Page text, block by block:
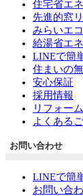
住宅省エ
先進的窓
みらいエ
給湯省エ
LINEで簡
住まいの
安心保証
採用情報
リフォー
よくある
お問い合わせ
LINEで簡
お問い合